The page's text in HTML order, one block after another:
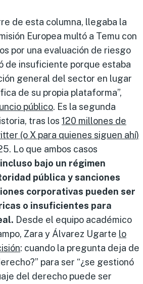
de esta columna, llegaba la
Europea multó a Temu con
por una evaluación de riesgo
de insuficiente porque estaba
general del sector en lugar
de su propia plataforma”,
público. Es la segunda
tras los 120 millones de
(o X para quienes siguen ahí)
Lo que ambos casos
incluso bajo un régimen
pública y sanciones
corporativas pueden ser
o insuficientes para
Desde el equipo académico
Zara y Álvarez Ugarte lo
: cuando la pregunta deja de
para ser “¿se gestionó
del derecho puede ser